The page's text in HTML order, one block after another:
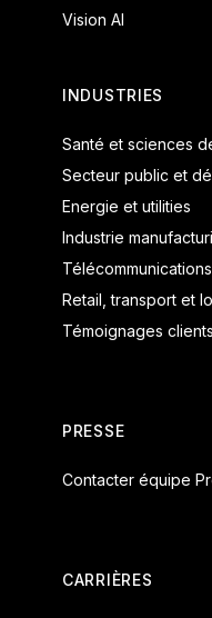
Vision AI
INDUSTRIES
Santé et sciences
Secteur public et
Energie et utilities
Industrie
Retail, transport et
Témoignages clients
PRESSE
Contacter équipe
CARRIÈRES